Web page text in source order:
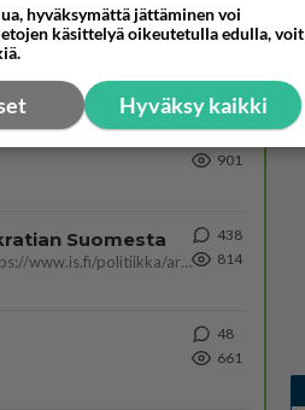
62
72
901
Suomesta
Näin tekisi ainakin Rydman seuratessaan idolinsa Trumpin mallia https://www.is.fi/politiikka/art-2000012187244.html
438
814
48
661
hyväksymättä jättäminen voi
käsittelyä oikeutetulla edulla, voit
Hyväksy kaikki